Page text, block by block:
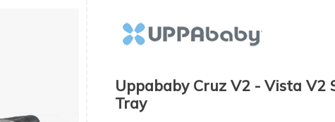
Uppababy Cruz V2 - Vista V2
Tray